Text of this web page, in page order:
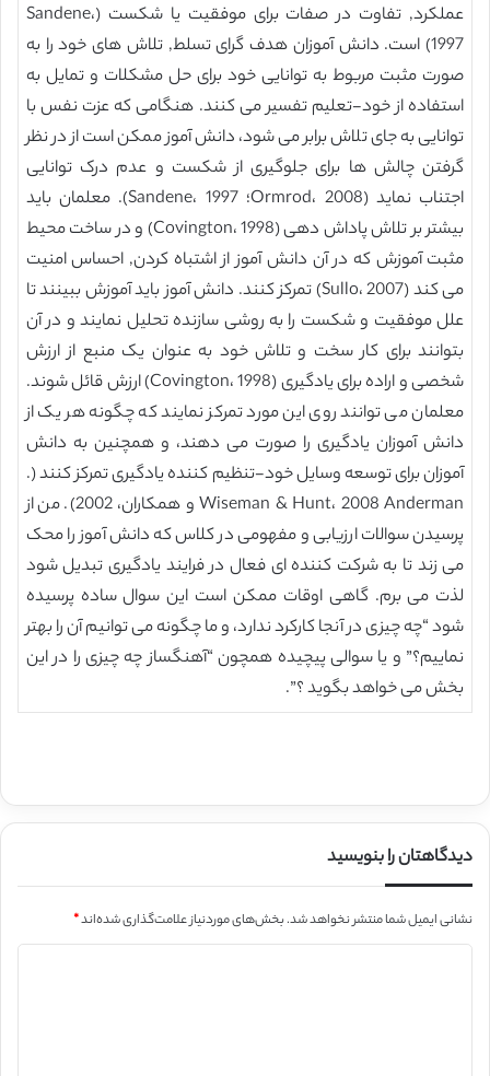
عملکرد, تفاوت در صفات برای موفقیت یا شکست (Sandene،
1997) است. دانش آموزان هدف گرای تسلط, تلاش های خود را به
صورت مثبت مربوط به توانایی خود برای حل مشکلات و تمایل به
استفاده از خود-تعلیم تفسیر می کنند. هنگامی که عزت نفس با
توانایی به جای تلاش برابر می شود، دانش آموز ممکن است از در نظر
گرفتن چالش ها برای جلوگیری از شکست و عدم درک توانایی
اجتناب نماید (Ormrod، 2008؛ Sandene، 1997). معلمان باید
بیشتر بر تلاش پاداش دهی (Covington، 1998) و در ساخت محیط
مثبت آموزش که در آن دانش آموز از اشتباه کردن, احساس امنیت
می کند (Sullo، 2007) تمرکز کنند. دانش آموز باید آموزش ببینند تا
علل موفقیت و شکست را به روشی سازنده تحلیل نمایند و در آن
بتوانند برای کار سخت و تلاش خود به عنوان یک منبع از ارزش
شخصی و اراده برای یادگیری (Covington، 1998) ارزش قائل شوند.
معلمان می توانند روی این مورد تمرکز نمایند که چگونه هر یک از
دانش آموزان یادگیری را صورت می دهند، و همچنین به دانش
آموزان برای توسعه وسایل خود-تنظیم کننده یادگیری تمرکز کنند (.
Wiseman & Hunt، 2008 Anderman و همکاران، 2002). من از
پرسیدن سوالات ارزیابی و مفهومی در کلاس که دانش آموز را محک
می زند تا به شرکت کننده ای فعال در فرایند یادگیری تبدیل شود
لذت می برم. گاهی اوقات ممکن است این سوال ساده پرسیده
شود “چه چیزی در آنجا کارکرد ندارد، و ما چگونه می توانیم آن را بهتر
نماییم؟” و یا سوالی پیچیده همچون “آهنگساز چه چیزی را در این
بخش می خواهد بگوید ؟”.
دیدگاهتان را بنویسید
نشانی ایمیل شما منتشر نخواهد شد.بخش‌های موردنیاز علامت‌گذاری شده‌اند*